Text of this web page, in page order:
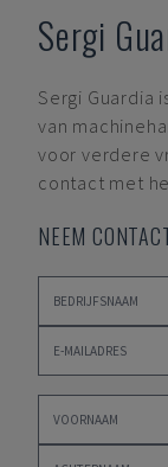
Sergi
Sergi Guardia
van
voor verdere
contact met
NEEM